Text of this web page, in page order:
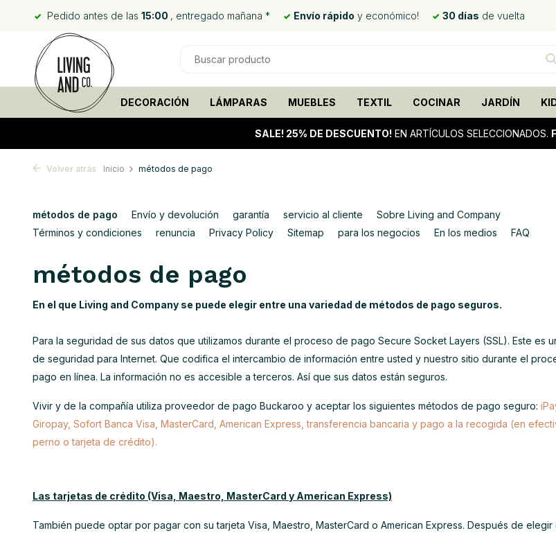
Pedido antes de las 15:00 , entregado mañana * Envío rápido y económico! 30 días de vuelta
DECORACIÓN LÁMPARAS MUEBLES TEXTIL COCINAR JARDÍN
SALE! 25% DE DESCUENTO! EN ARTÍCULOS SELECCIONADOS.
Volver atrás Inicio métodos de pago
métodos de pago Envío y devolución garantía servicio al cliente
Sobre Living and Company
Términos y condiciones
renuncia Privacy Policy Sitemap para los negocios En los medios FAQ
métodos de pago
En el que Living and Company se puede elegir entre una variedad de métodos de pago seguros.
Para la seguridad de sus datos que utilizamos durante el proceso de pago Secure Socket Layers (SSL). Este es
de seguridad para Internet. Que codifica el intercambio de información entre usted y nuestro sitio durante el
pago en línea. La información no es accesible a terceros. Así que sus datos están seguros.
Vivir y de la compañía utiliza proveedor de pago Buckaroo y aceptar los siguientes métodos de pago seguro:
Giropay, Sofort Banca Visa, MasterCard, American Express, transferencia bancaria y pago a la recogida (en
perno o tarjeta de crédito).
Las tarjetas de crédito (Visa, Maestro, MasterCard y American Express)
También puede optar por pagar con su tarjeta Visa, Maestro, MasterCard o American Express. Después de elegir